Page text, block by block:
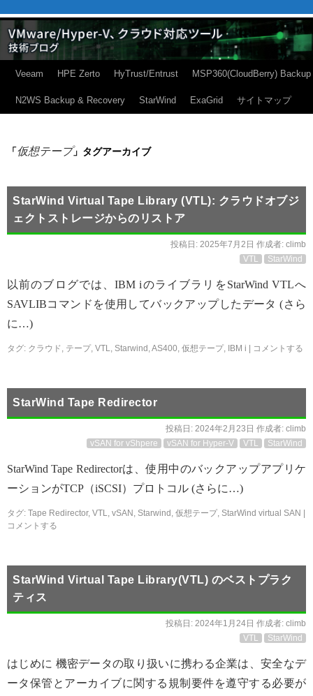
Veeam HPE Zerto HyTrust/Entrust MSP360(CloudBerry) Backup
N2WS Backup & Recovery StarWind ExaGrid サイトマップ
「仮想テープ」タグアーカイブ
StarWind Virtual Tape Library (VTL): クラウドオブジ
ェクトストレージからのリストア
投稿日: 2025年7月2日 作成者: climb
VTL
StarWind
以前のブログでは、IBM iのライブラリをStarWind VTLへ
SAVLIBコマンドを使用してバックアップしたデータ (さら
に…)
タグ: クラウド, テープ, VTL, Starwind ,AS400, 仮想テープ, IBM i コメントする
StarWind Tape Redirector
投稿日: 2024年2月23日 作成者: climb
vSAN for vShpere
vSAN for Hyper-V VTL StarWind
StarWind Tape Redirectorは、使用中のバックアップアプリケ
ーションがTCP（iSCSI）プロトコル (さらに…)
タグ: Tape Redirector, VTL, vSAN , Starwind , 仮想テープ, StarWind virtual SAN
コメントする
StarWind Virtual Tape Library(VTL) のベストプラク
ティス
投稿日: 2024年1月24日 作成者: climb
VTL
StarWind
はじめに 機密データの取り扱いに携わる企業は、安全なデ
ータ保管とアーカイブに関する規制要件を遵守する必要が